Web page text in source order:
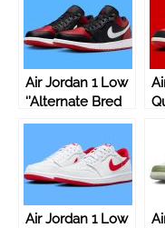
Air Jordan 1 Low
‘’Alternate Bred
Toe’’ – 553558-
Air Jordan 1 Low